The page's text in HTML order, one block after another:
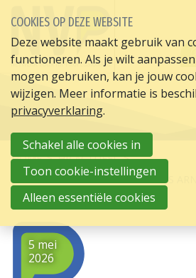
HOME
HR ACTUEEL
DE TOEKOMST VAN HR VOLGENS
5 mei
2026
COOKIES OP DEZE WEBSITE
Deze website maakt gebruik van
functioneren. Als je wilt
mogen gebruiken, kan je jouw
wijzigen. Meer informatie is
privacyverklaring.
Schakel alle cookies in
Toon cookie-instellingen
Alleen essentiële cookies